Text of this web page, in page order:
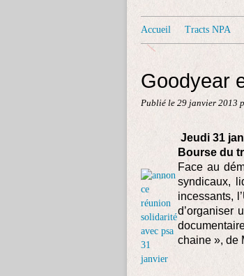
Accueil Tracts NPA
Goodyear
Publié le 29 janvier 2013
Jeudi 31
Bourse du
Face au
syndicaux,
incessants,
d’organiser
chaine », de